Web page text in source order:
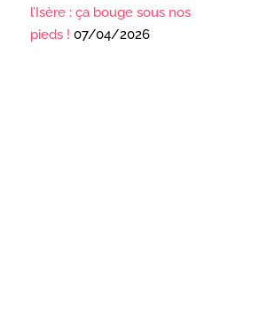
l’Isère : ça bouge sous nos
pieds ! 07/04/2026